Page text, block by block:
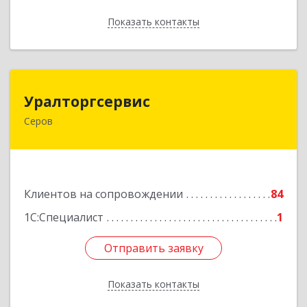
Показать контакты
Назад
Уралторгсервис
Серов
Клиентов на сопровождении
84
1С:Специалист
1
Отправить заявку
Показать контакты
624980, Свердловская обл, Серов г, Кирова ул,
Отправить заявку
Назад